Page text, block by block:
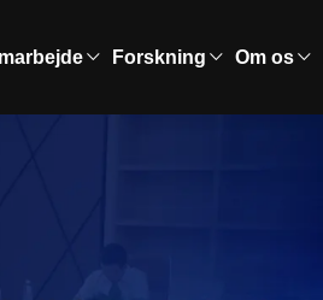
Forskning Om os